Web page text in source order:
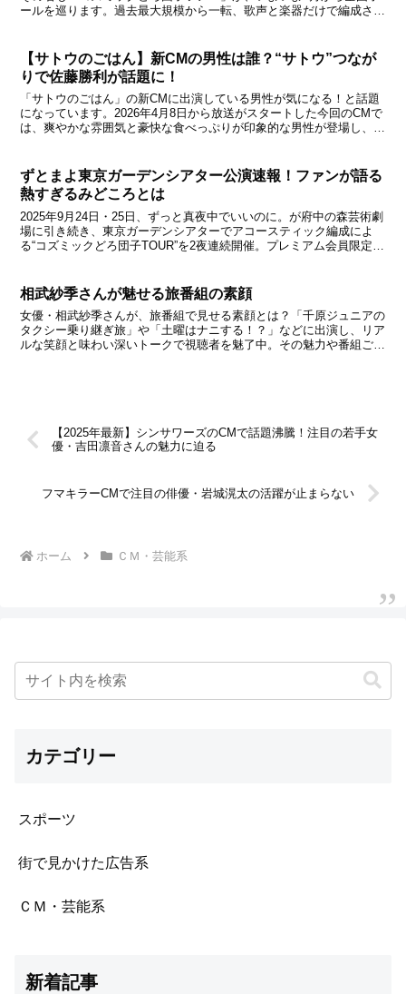
ールを巡ります。過去最大規模から一転、歌声と楽器だけで編成され
【サトウのごはん】新CMの男性は誰？“サトウ”つなが
りで佐藤勝利が話題に！
「サトウのごはん」の新CMに出演している男性が気になる！と話題
になっています。2026年4月8日から放送がスタートした今回のCMで
は、爽やかな雰囲気と豪快な食べっぷりが印象的な男性が登場し、
ずとまよ東京ガーデンシアター公演速報！ファンが語る
熱すぎるみどころとは
2025年9月24日・25日、ずっと真夜中でいいのに。が府中の森芸術劇
場に引き続き、東京ガーデンシアターでアコースティック編成によ
る“コズミックどろ団子TOUR”を2夜連続開催。プレミアム会員限定＆
相武紗季さんが魅せる旅番組の素顔
女優・相武紗季さんが、旅番組で見せる素顔とは？「千原ジュニアの
タクシー乗り継ぎ旅」や「土曜はナニする！？」などに出演し、リア
ルな笑顔と味わい深いトークで視聴者を魅了中。その魅力や番組ごと
【2025年最新】シンサワーズのCMで話題沸騰！注目の若手女
優・吉田凛音さんの魅力に迫る
フマキラーCMで注目の俳優・岩城滉太の活躍が止まらない
ホーム ＣＭ・芸能系
カテゴリー
スポーツ
街で見かけた広告系
ＣＭ・芸能系
新着記事